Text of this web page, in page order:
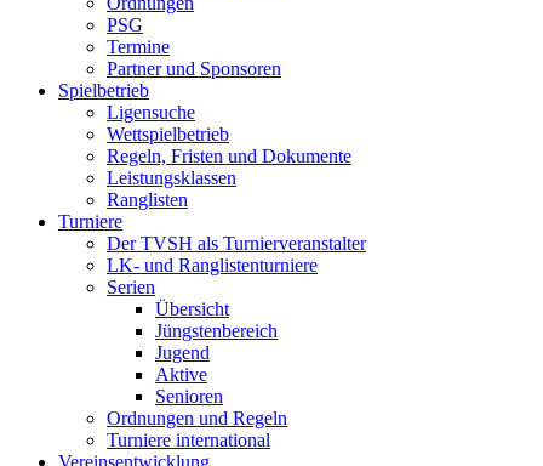
PSG
Termine
Partner und Sponsoren
Spielbetrieb
Ligensuche
Wettspielbetrieb
Regeln, Fristen und Dokumente
Leistungsklassen
Ranglisten
Turniere
Der TVSH als Turnierveranstalter
LK- und Ranglistenturniere
Serien
Übersicht
Jüngstenbereich
Jugend
Aktive
Senioren
Ordnungen und Regeln
Turniere international
Vereinsentwicklung